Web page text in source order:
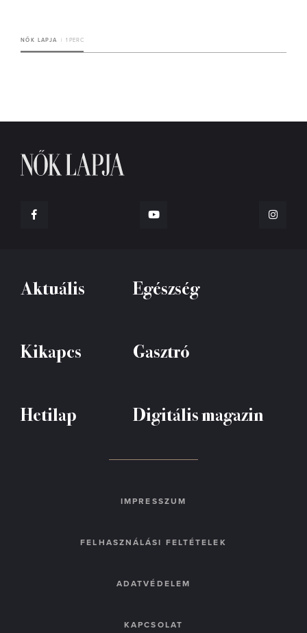
NŐK LAPJA 1 PERC
Aktuális Egészség
Kikapcs Gasztró
Hetilap Digitális magazin
IMPRESSZUM
FELHASZNÁLÁSI FELTÉTELEK
ADATVÉDELEM
KAPCSOLAT